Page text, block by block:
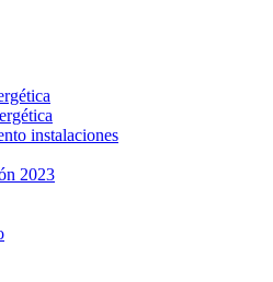
instalaciones
2023